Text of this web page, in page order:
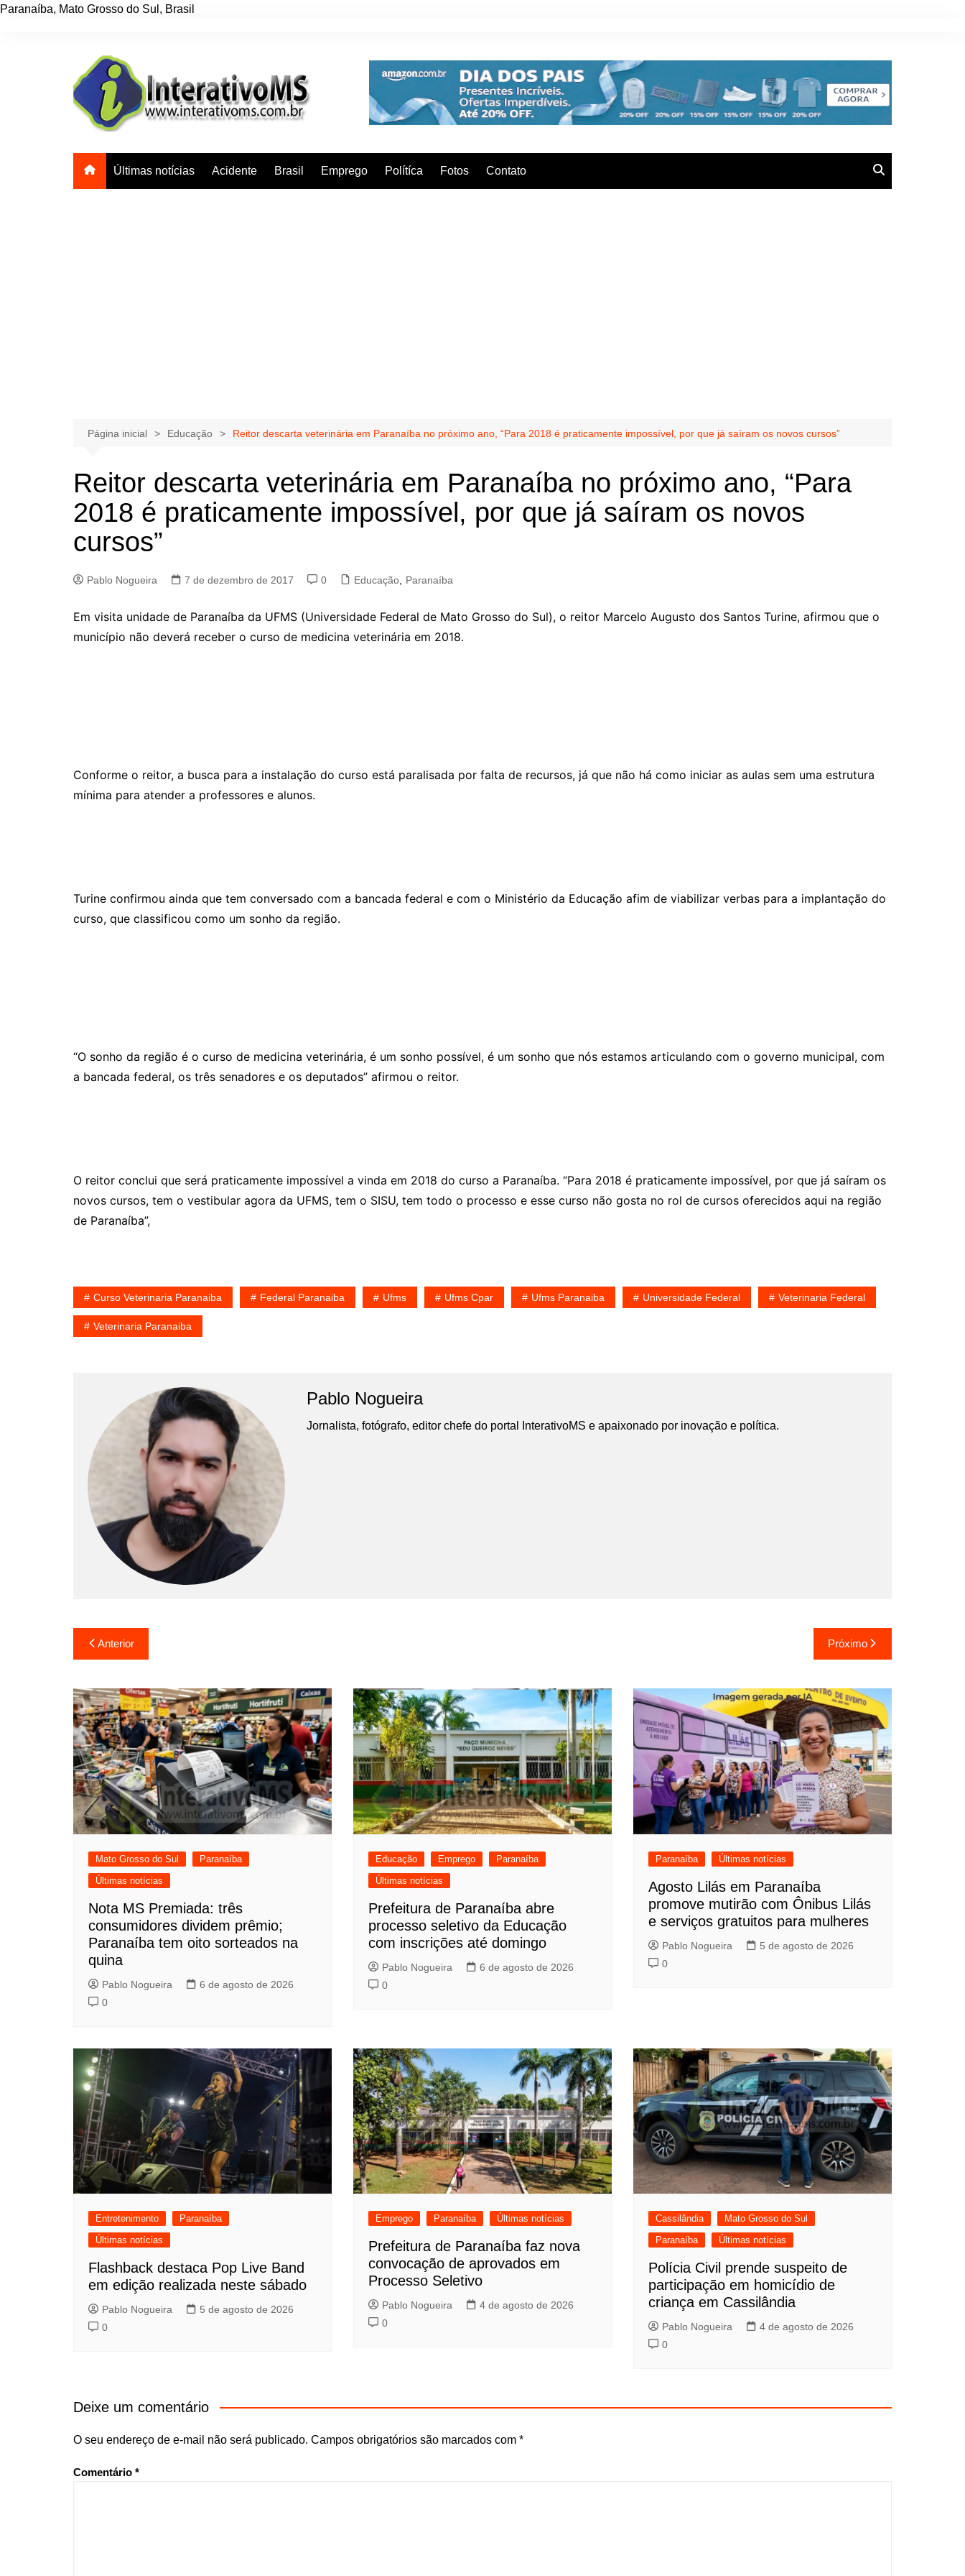
Paranaíba, Mato Grosso do Sul , Brasil
Últimas notícias Acidente Brasil Emprego Polítíca Fotos Contato
Página inicial Educação Reitor descarta veterinária em Paranaíba no próximo ano, “Para 2018 é praticamente impossível, por que já saíram os novos cursos”
Reitor descarta veterinária em Paranaíba no próximo ano, “Para
2018 é praticamente impossível, por que já saíram os novos
cursos”
Pablo Nogueira 7 de dezembro de 2017 0 Educação Paranaíba
Em visita unidade de Paranaíba da UFMS (Universidade Federal de Mato Grosso do Sul), o reitor Marcelo Augusto dos Santos Turine, afirmou que o
município não deverá receber o curso de medicina veterinária em 2018.
Conforme o reitor, a busca para a instalação do curso está paralisada por falta de recursos, já que não há como iniciar as aulas sem uma estrutura
mínima para atender a professores e alunos.
Turine confirmou ainda que tem conversado com a bancada federal e com o Ministério da Educação afim de viabilizar verbas para a implantação do
curso, que classificou como um sonho da região.
“O sonho da região é o curso de medicina veterinária, é um sonho possível, é um sonho que nós estamos articulando com o governo municipal, com
a bancada federal, os três senadores e os deputados” afirmou o reitor.
O reitor conclui que será praticamente impossível a vinda em 2018 do curso a Paranaíba. “Para 2018 é praticamente impossível, por que já saíram os
novos cursos, tem o vestibular agora da UFMS, tem o SISU, tem todo o processo e esse curso não gosta no rol de cursos oferecidos aqui na região
de Paranaíba”,
Curso Veterinaria Paranaiba Federal Paranaiba Ufms Ufms Cpar Ufms Paranaiba Universidade Federal Veterinaria Federal
Veterinaria Paranaiba
Pablo Nogueira
Jornalista, fotógrafo, editor chefe do portal InterativoMS e apaixonado por inovação e política.
Navegação
de
Post
Anterior Próximo
Mato Grosso do Sul
Paranaíba
Últimas notícias
Nota MS Premiada: três
consumidores dividem prêmio;
Paranaíba tem oito sorteados na
quina
Pablo Nogueira
6 de agosto de 2026
0
Educação Emprego
Paranaíba
Últimas notícias
Prefeitura de Paranaíba abre
processo seletivo da Educação
com inscrições até domingo
Pablo Nogueira
6 de agosto de 2026
0
Paranaíba Últimas notícias
Agosto Lilás em Paranaíba
promove mutirão com Ônibus Lilás
e serviços gratuitos para mulheres
Pablo Nogueira
5 de agosto de 2026
0
Entretenimento
Paranaíba
Últimas notícias
Flashback destaca Pop Live Band
em edição realizada neste sábado
Pablo Nogueira
5 de agosto de 2026
0
Emprego Paranaíba Últimas notícias
Prefeitura de Paranaíba faz nova
convocação de aprovados em
Processo Seletivo
Pablo Nogueira
4 de agosto de 2026
0
Cassilândia
Mato Grosso do Sul
Paranaíba
Últimas notícias
Polícia Civil prende suspeito de
participação em homicídio de
criança em Cassilândia
Pablo Nogueira
4 de agosto de 2026
0
Deixe um comentário
O seu endereço de e-mail não será publicado. Campos obrigatórios são marcados com *
Comentário *